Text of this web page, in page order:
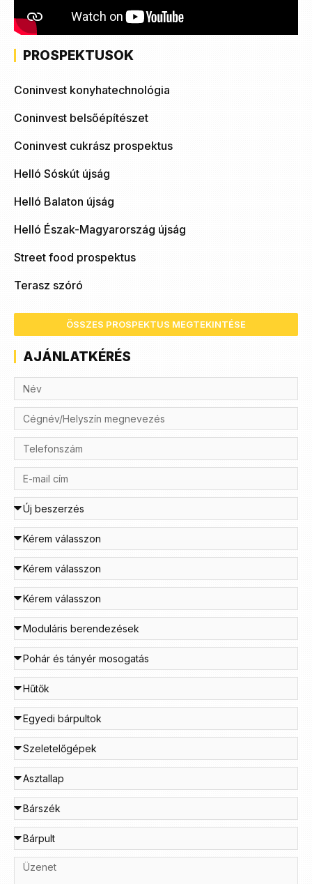
PROSPEKTUSOK
Coninvest konyhatechnológia
Coninvest belsőépítészet
Coninvest cukrász prospektus
Helló Sóskút újság
Helló Balaton újság
Helló Észak-Magyarország újság
Street food prospektus
Terasz szóró
ÖSSZES PROSPEKTUS MEGTEKINTÉSE
AJÁNLATKÉRÉS